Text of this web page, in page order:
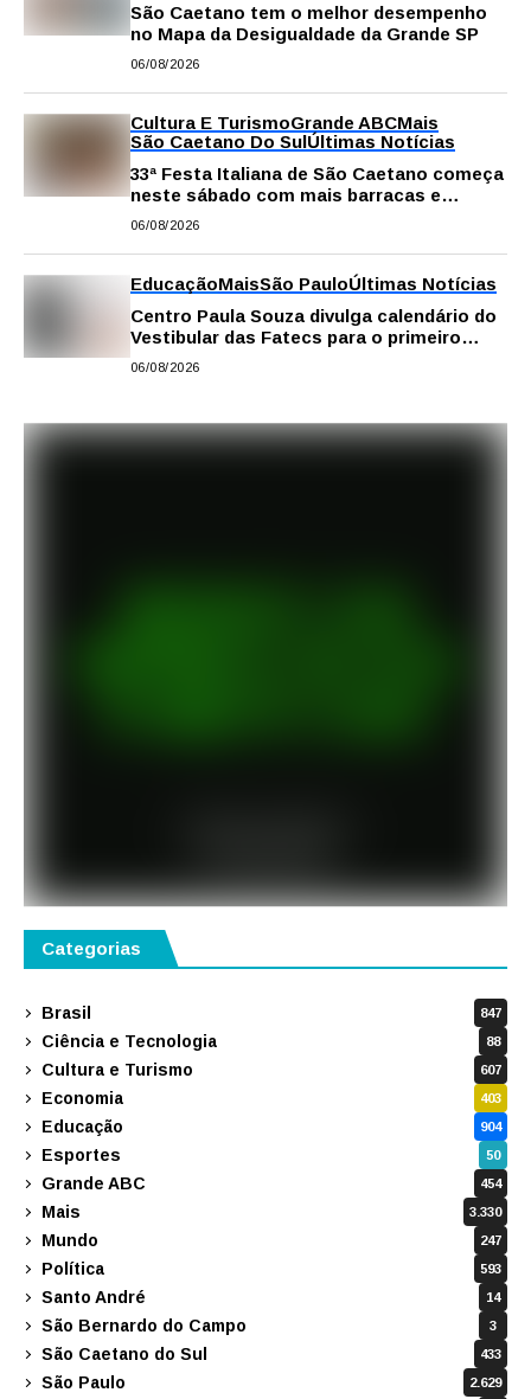
São Caetano tem o melhor desempenho
no Mapa da Desigualdade da Grande SP
06/08/2026
Cultura E TurismoGrande ABCMais
São Caetano Do SulÚltimas Notícias
33ª Festa Italiana de São Caetano começa
neste sábado com mais barracas e
novidades em decoração e atrações
06/08/2026
EducaçãoMaisSão PauloÚltimas Notícias
Centro Paula Souza divulga calendário do
Vestibular das Fatecs para o primeiro
semestre de 2027
06/08/2026
Categorias
Brasil 847
Ciência e Tecnologia 88
Cultura e Turismo 607
Economia 403
Educação 904
Esportes 50
Grande ABC 454
Mais 3.330
Mundo 247
Política 593
Santo André 14
São Bernardo do Campo 3
São Caetano do Sul 433
São Paulo 2.629